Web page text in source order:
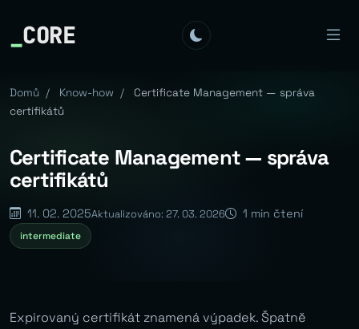
_CORE
Domů / Know-how /
Certificate Management — správa
certifikátů
Certificate Management — správa
certifikátů
11. 02. 2025Aktualizováno: 27. 03. 2026 1 min čtení
intermediate
Expirovaný certifikát znamená výpadek. Špatně